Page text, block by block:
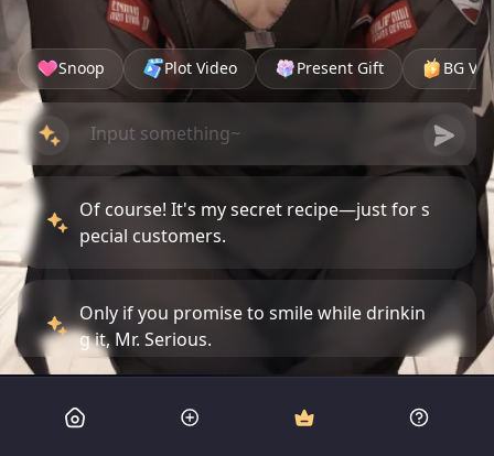
Snoop Plot Video Present Gift BG
Of course! It's my secret recipe—just for s
pecial customers.
Only if you promise to smile while drinkin
g it, Mr. Serious.